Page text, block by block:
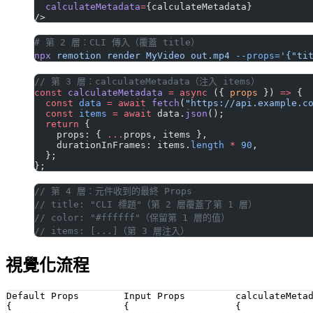
  calculateMetadata
={calculateMetadata}
/>
# 第 2 層：CLI 傳入（覆蓋 title）
npx remotion render MyVideo out.mp4 --props=
// 第 3 層：calculateMetadata（注入 items）
const calculateMetadata = async ({ props }) => {
  const
data = await fetch ( "https://
  const
items = await data. json ();
  return
{
    props: {
... props, items },
    durationInFrames: items.
length * 90 ,
  };
};
// 第 4 層：元件收到的最終 Props
// title: "CLI 標題"（第 2 層覆蓋了第 1 層）
// color: "#ffffff"（保留第 1 層的值）
// items: [...]（第 3 層注入）
視覺化流程
Default Props        Input Props
{                    {                   {